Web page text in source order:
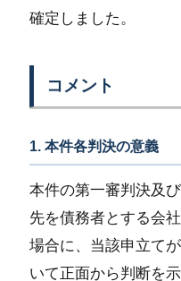
確定しました。
コメント
1. 本件各判決の意義
本件の第一審判決及
先を債務者とする会
場合に、当該申立て
いて正面から判断を